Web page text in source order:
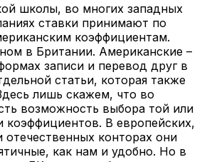
школы, во многих западных
ставки принимают по
коэффициентам.
в Британии. Американские –
записи и перевод друг в
статьи, которая также
лишь скажем, что во
возможность выбора той или
коэффициентов. В европейских,
отечественных конторах они
как нам и удобно. Но в